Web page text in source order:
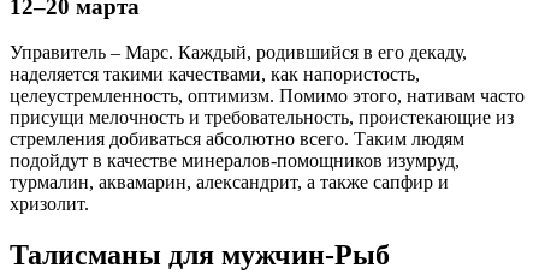
12–20 марта
Управитель – Марс. Каждый, родившийся в его декаду,
наделяется такими качествами, как напористость,
целеустремленность, оптимизм. Помимо этого, нативам часто
присущи мелочность и требовательность, проистекающие из
стремления добиваться абсолютно всего. Таким людям
подойдут в качестве минералов-помощников изумруд,
турмалин, аквамарин, александрит, а также сапфир и
хризолит.
Талисманы для мужчин-Рыб